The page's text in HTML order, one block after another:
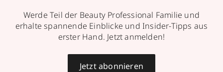
Werde Teil der Beauty Professional Familie und
erhalte spannende Einblicke und Insider-Tipps aus
erster Hand. Jetzt anmelden!
Jetzt abonnieren